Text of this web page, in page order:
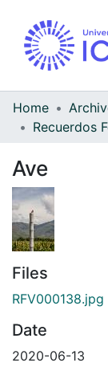
Home
Ave
Files
RFV000138.jpg
Date
2020-06-13